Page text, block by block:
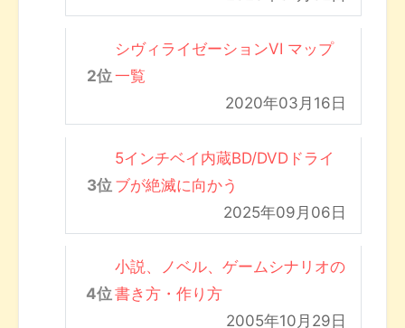
シヴィライゼーションVI マップ
一覧
2020年03月16日
5インチベイ内蔵BD/DVDドライ
ブが絶滅に向かう
2025年09月06日
小説、ノベル、ゲームシナリオの
書き方・作り方
2005年10月29日